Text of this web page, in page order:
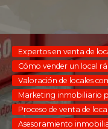
Expertos en venta de
Cómo vender un local
Valoración de locales
Marketing inmobiliario
Proceso de venta de
Asesoramiento